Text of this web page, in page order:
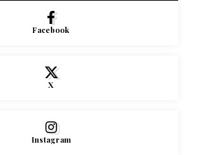
Facebook
X
Instagram